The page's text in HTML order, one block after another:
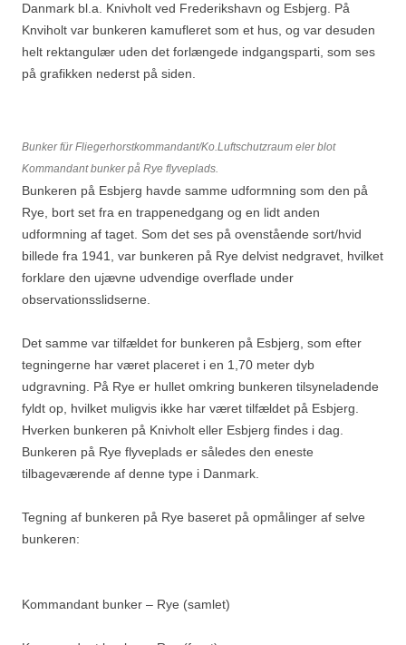
Danmark bl.a. Knivholt ved Frederikshavn og Esbjerg. På
Knviholt var bunkeren kamufleret som et hus, og var desuden
helt rektangulær uden det forlængede indgangsparti, som ses
på grafikken nederst på siden.
Bunker für Fliegerhorstkommandant/Ko.Luftschutzraum eler blot
Kommandant bunker på Rye flyveplads.
Bunkeren på Esbjerg havde samme udformning som den på
Rye, bort set fra en trappenedgang og en lidt anden
udformning af taget. Som det ses på ovenstående sort/hvid
billede fra 1941, var bunkeren på Rye delvist nedgravet, hvilket
forklare den ujævne udvendige overflade under
observationsslidserne.
Det samme var tilfældet for bunkeren på Esbjerg, som efter
tegningerne har været placeret i en 1,70 meter dyb
udgravning. På Rye er hullet omkring bunkeren tilsyneladende
fyldt op, hvilket muligvis ikke har været tilfældet på Esbjerg.
Hverken bunkeren på Knivholt eller Esbjerg findes i dag.
Bunkeren på Rye flyveplads er således den eneste
tilbageværende af denne type i Danmark.
Tegning af bunkeren på Rye baseret på opmålinger af selve
bunkeren:
Kommandant bunker – Rye (samlet)